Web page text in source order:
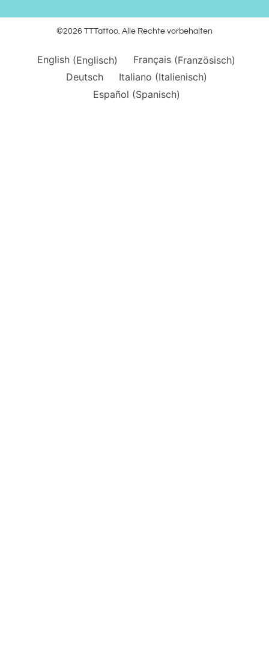
©2026 TTTattoo. Alle Rechte vorbehalten
English (Englisch) Français (Französisch)
Deutsch
Italiano (Italienisch)
Español (Spanisch)